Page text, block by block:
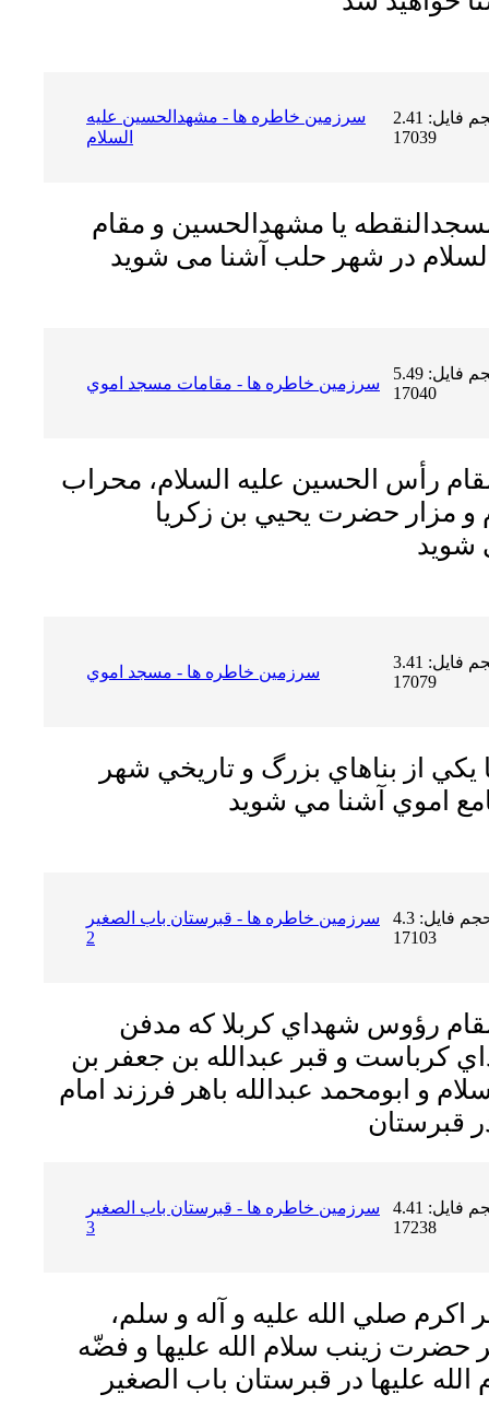
سرزمين خاطره ها - مشهدالحسين عليه
السلام
حجم فایل: 2.41 MB | دریافت ها:
17039
یا مشهدالحسین و مقام
سرزمين خاطره ها - مقامات مسجد اموي
حجم فایل: 5.49 MB | دریافت ها:
17040
رأس الحسين عليه السلام، محراب
و مزار حضرت يحيي بن زكريا
سرزمين خاطره ها - مسجد اموي
حجم فایل: 3.41 MB | دریافت ها:
17079
يكي از بناهاي بزرگ و تاريخي شهر
سرزمين خاطره ها - قبرستان باب الصغير
2
حجم فایل: 4.3 MB | دریافت ها:
17103
رؤوس شهداي كربلا كه مدفن
كرباست و قبر عبدالله بن جعفر بن
و ابومحمد عبدالله باهر فرزند امام
سرزمين خاطره ها - قبرستان باب الصغير
3
حجم فایل: 4.41 MB | دریافت ها:
17238
اكرم صلي الله عليه و آله و سلم،
حضرت زينب سلام الله عليها و فضّه
عليها در قبرستان باب الصغير